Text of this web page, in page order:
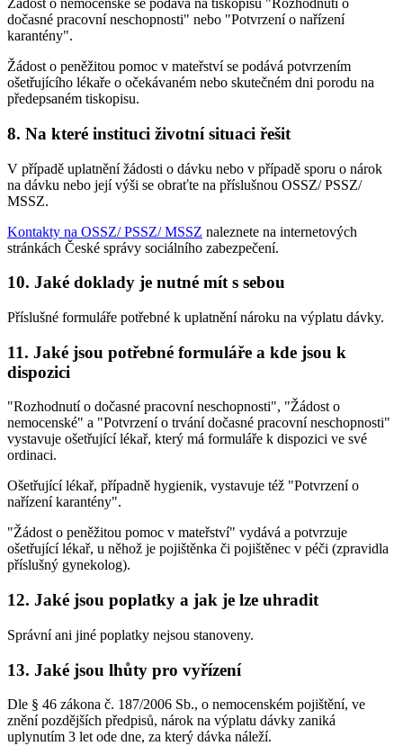
Žádost o nemocenské se podává na tiskopisu "Rozhodnutí o
dočasné pracovní neschopnosti" nebo "Potvrzení o nařízení
karantény".
Žádost o peněžitou pomoc v mateřství se podává potvrzením
ošetřujícího lékaře o očekávaném nebo skutečném dni porodu na
předepsaném tiskopisu.
8. Na které instituci životní situaci řešit
V případě uplatnění žádosti o dávku nebo v případě sporu o nárok
na dávku nebo její výši se obraťte na příslušnou OSSZ/ PSSZ/
MSSZ.
Kontakty na OSSZ/ PSSZ/ MSSZ naleznete na internetových
stránkách České správy sociálního zabezpečení.
10. Jaké doklady je nutné mít s sebou
Příslušné formuláře potřebné k uplatnění nároku na výplatu dávky.
11. Jaké jsou potřebné formuláře a kde jsou k
dispozici
"Rozhodnutí o dočasné pracovní neschopnosti", "Žádost o
nemocenské" a "Potvrzení o trvání dočasné pracovní neschopnosti"
vystavuje ošetřující lékař, který má formuláře k dispozici ve své
ordinaci.
Ošetřující lékař, případně hygienik, vystavuje též "Potvrzení o
nařízení karantény".
"Žádost o peněžitou pomoc v mateřství" vydává a potvrzuje
ošetřující lékař, u něhož je pojištěnka či pojištěnec v péči (zpravidla
příslušný gynekolog).
12. Jaké jsou poplatky a jak je lze uhradit
Správní ani jiné poplatky nejsou stanoveny.
13. Jaké jsou lhůty pro vyřízení
Dle § 46 zákona č. 187/2006 Sb., o nemocenském pojištění, ve
znění pozdějších předpisů, nárok na výplatu dávky zaniká
uplynutím 3 let ode dne, za který dávka náleží.